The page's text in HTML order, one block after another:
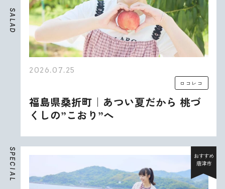
S
A
L
A
D
2026.07.25
ロコレコ
福島県桑折町｜あつい夏だから 桃づ
くしの”こおり”へ
S
P
E
C
I
A
L
おすすめ
唐津市